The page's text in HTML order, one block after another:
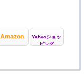
Amazon
Yahooショッ
ピング